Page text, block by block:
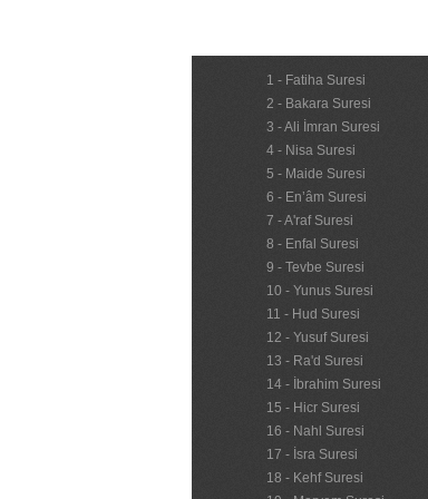
1 - Fatiha Suresi
2 - Bakara Suresi
3 - Ali İmran Suresi
4 - Nisa Suresi
5 - Maide Suresi
6 - En’âm Suresi
7 - A'raf Suresi
8 - Enfal Suresi
9 - Tevbe Suresi
10 - Yunus Suresi
11 - Hud Suresi
12 - Yusuf Suresi
13 - Ra'd Suresi
14 - İbrahim Suresi
15 - Hicr Suresi
16 - Nahl Suresi
17 - İsra Suresi
18 - Kehf Suresi